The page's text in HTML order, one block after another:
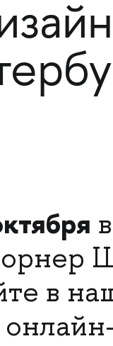
в